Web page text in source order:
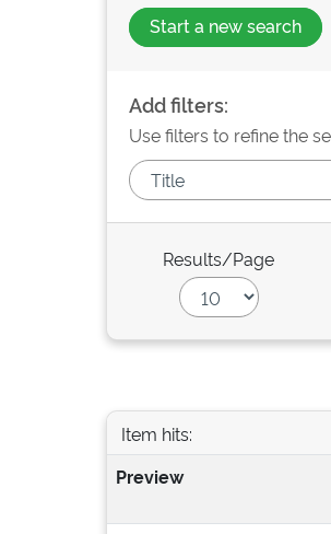
Start a new search
Add filters:
Use filters to refine the
Results/Page
Item hits:
Preview